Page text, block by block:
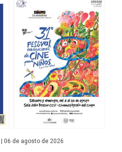
| 06 de agosto de 2026